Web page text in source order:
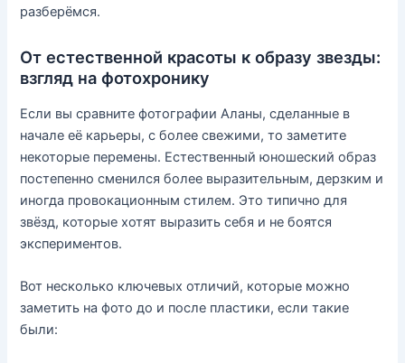
разберёмся.
От естественной красоты к образу звезды:
взгляд на фотохронику
Если вы сравните фотографии Аланы, сделанные в
начале её карьеры, с более свежими, то заметите
некоторые перемены. Естественный юношеский образ
постепенно сменился более выразительным, дерзким и
иногда провокационным стилем. Это типично для
звёзд, которые хотят выразить себя и не боятся
экспериментов.
Вот несколько ключевых отличий, которые можно
заметить на фото до и после пластики, если такие
были: